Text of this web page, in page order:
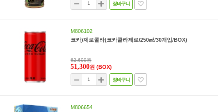
장바구니
M806102
코카)제로콜라(코카콜라제로/250㎖/30개입/BOX)
62,600원
51,300원 (BOX)
장바구니
M806654